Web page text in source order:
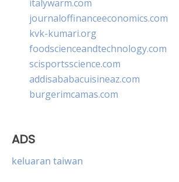
italywarm.com
journaloffinanceeconomics.com
kvk-kumari.org
foodscienceandtechnology.com
scisportsscience.com
addisababacuisineaz.com
burgerimcamas.com
ADS
keluaran taiwan